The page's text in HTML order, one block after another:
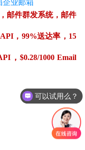
邮件群发系统，邮件
，99%送达率，15
，$0.28/1000 Email
可以试用么？